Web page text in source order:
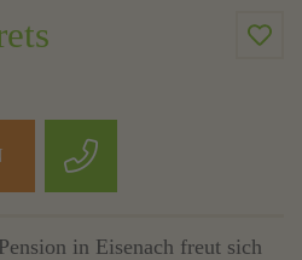
in Eisenach freut sich